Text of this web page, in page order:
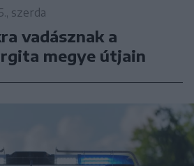
szerda
vadásznak a
megye útjain